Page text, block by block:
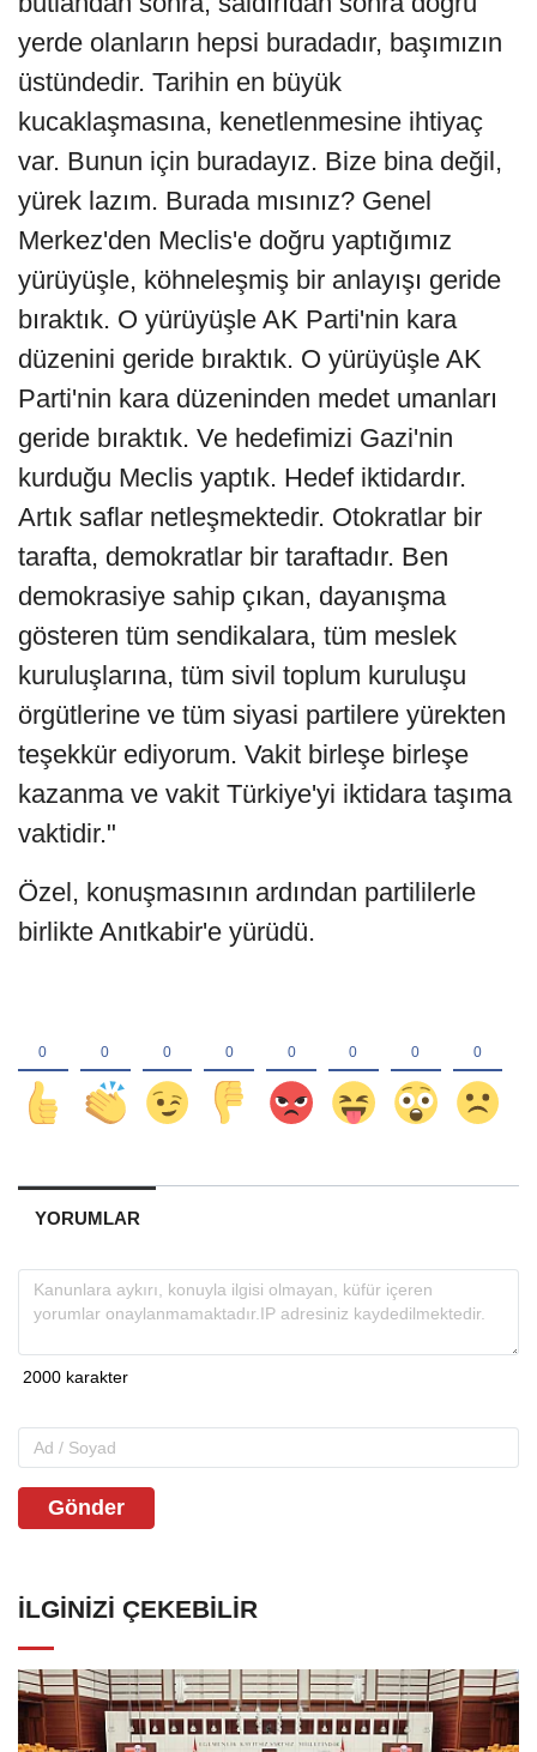
yerde olanların hepsi buradadır, başımızın
üstündedir. Tarihin en büyük
kucaklaşmasına, kenetlenmesine ihtiyaç
var. Bunun için buradayız. Bize bina değil,
yürek lazım. Burada mısınız? Genel
Merkez'den Meclis'e doğru yaptığımız
yürüyüşle, köhneleşmiş bir anlayışı geride
bıraktık. O yürüyüşle AK Parti'nin kara
düzenini geride bıraktık. O yürüyüşle AK
Parti'nin kara düzeninden medet umanları
geride bıraktık. Ve hedefimizi Gazi'nin
kurduğu Meclis yaptık. Hedef iktidardır.
Artık saflar netleşmektedir. Otokratlar bir
tarafta, demokratlar bir taraftadır. Ben
demokrasiye sahip çıkan, dayanışma
gösteren tüm sendikalara, tüm meslek
kuruluşlarına, tüm sivil toplum kuruluşu
örgütlerine ve tüm siyasi partilere yürekten
teşekkür ediyorum. Vakit birleşe birleşe
kazanma ve vakit Türkiye'yi iktidara taşıma
vaktidir."
Özel, konuşmasının ardından partililerle
birlikte Anıtkabir'e yürüdü.
YORUMLAR
Gönder
İLGINIZI ÇEKEBILIR